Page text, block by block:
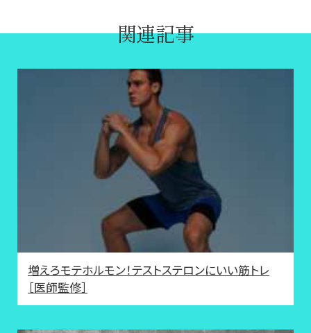
関連記事
増えろモテホルモン！テストステロンにいい筋トレ
［医師監修］